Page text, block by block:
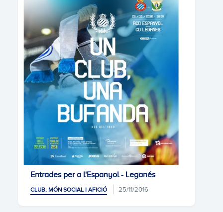
Entrades per a l'Espanyol - Leganés
CLUB, MÓN SOCIAL I AFICIÓ 25/11/2016